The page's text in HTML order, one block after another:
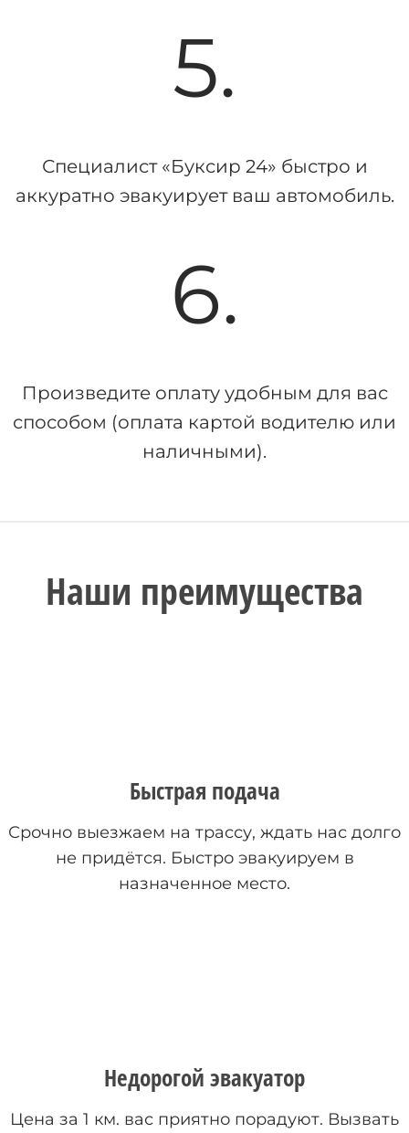
5.
Специалист «Буксир 24» быстро и
аккуратно эвакуирует ваш автомобиль.
6.
Произведите оплату удобным для вас
способом (оплата картой водителю или
наличными).
Наши преимущества
Быстрая подача
Срочно выезжаем на трассу, ждать нас долго
не придётся. Быстро эвакуируем в
назначенное место.
Недорогой эвакуатор
Цена за 1 км. вас приятно порадуют. Вызвать